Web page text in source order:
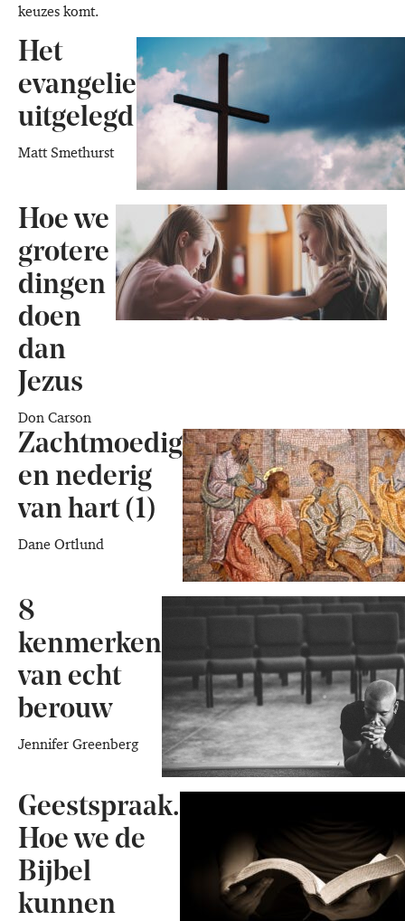
keuzes komt.
Het
evangelie
uitgelegd
Matt Smethurst
Hoe we
grotere
dingen
doen
dan
Jezus
Don Carson
Zachtmoedig
en nederig
van hart (1)
Dane Ortlund
8
kenmerken
van echt
berouw
Jennifer Greenberg
Geestspraak.
Hoe we de
Bijbel
kunnen